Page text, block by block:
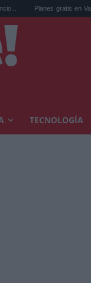
gratis en Valencia en
TECNOLOGÍA